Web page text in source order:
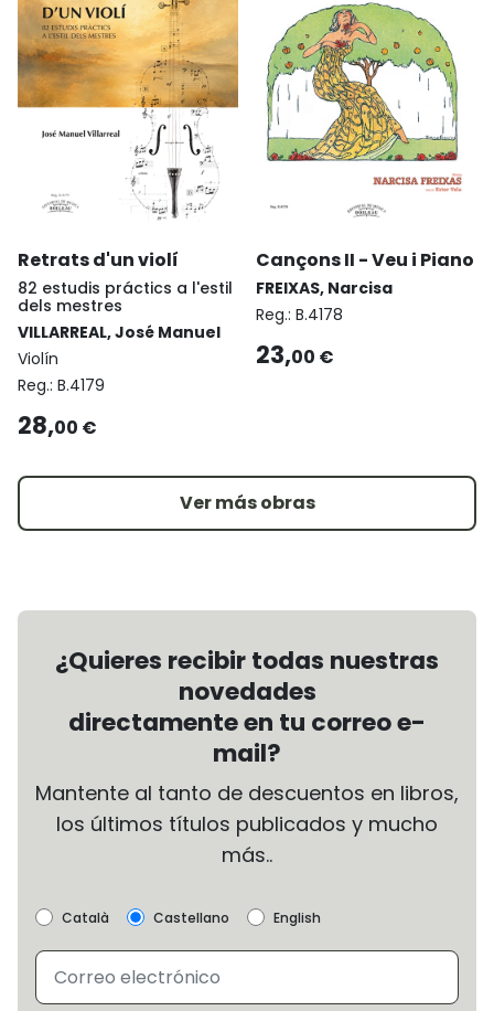
Retrats d'un violí
82 estudis práctics a l'estil
dels mestres
VILLARREAL, José Manuel
Violín
Reg.: B.4179
28,00 €
Cançons II - Veu i Piano
FREIXAS, Narcisa
Reg.: B.4178
23,00 €
Ver más obras
¿Quieres recibir todas nuestras
novedades
directamente en tu correo e-
mail?
Mantente al tanto de descuentos en libros,
los últimos títulos publicados y mucho
más..
Català Castellano English